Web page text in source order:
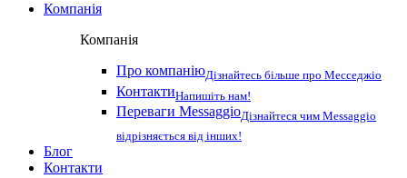
Компанія
Компанія
Про компаніюДізнайтесь більше про Месседжіо
КонтактиНапишіть нам!
Переваги MessaggioДізнайтеся чим Messaggio
відрізняється від інших!
Блог
Контакти